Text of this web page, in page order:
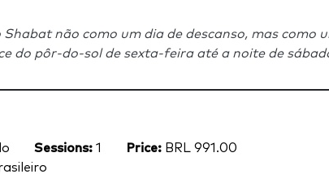
Shabat não como um dia de descanso, mas como
do pôr-do-sol de sexta-feira até a noite de
Sessions: 1 Price: BRL 991.00